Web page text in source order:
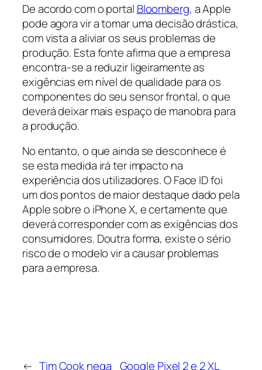
De acordo com o portal Bloomberg, a Apple
pode agora vir a tomar uma decisão drástica,
com vista a aliviar os seus problemas de
produção. Esta fonte afirma que a empresa
encontra-se a reduzir ligeiramente as
exigências em nível de qualidade para os
componentes do seu sensor frontal, o que
deverá deixar mais espaço de manobra para
a produção.
No entanto, o que ainda se desconhece é
se esta medida irá ter impacto na
experiência dos utilizadores. O Face ID foi
um dos pontos de maior destaque dado pela
Apple sobre o iPhone X, e certamente que
deverá corresponder com as exigências dos
consumidores. Doutra forma, existe o sério
risco de o modelo vir a causar problemas
para a empresa.
← Tim Cook nega Google Pixel 2 e 2 XL